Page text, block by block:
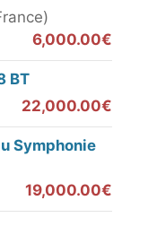
6,000.00€
BT
22,000.00€
Symphonie
19,000.00€